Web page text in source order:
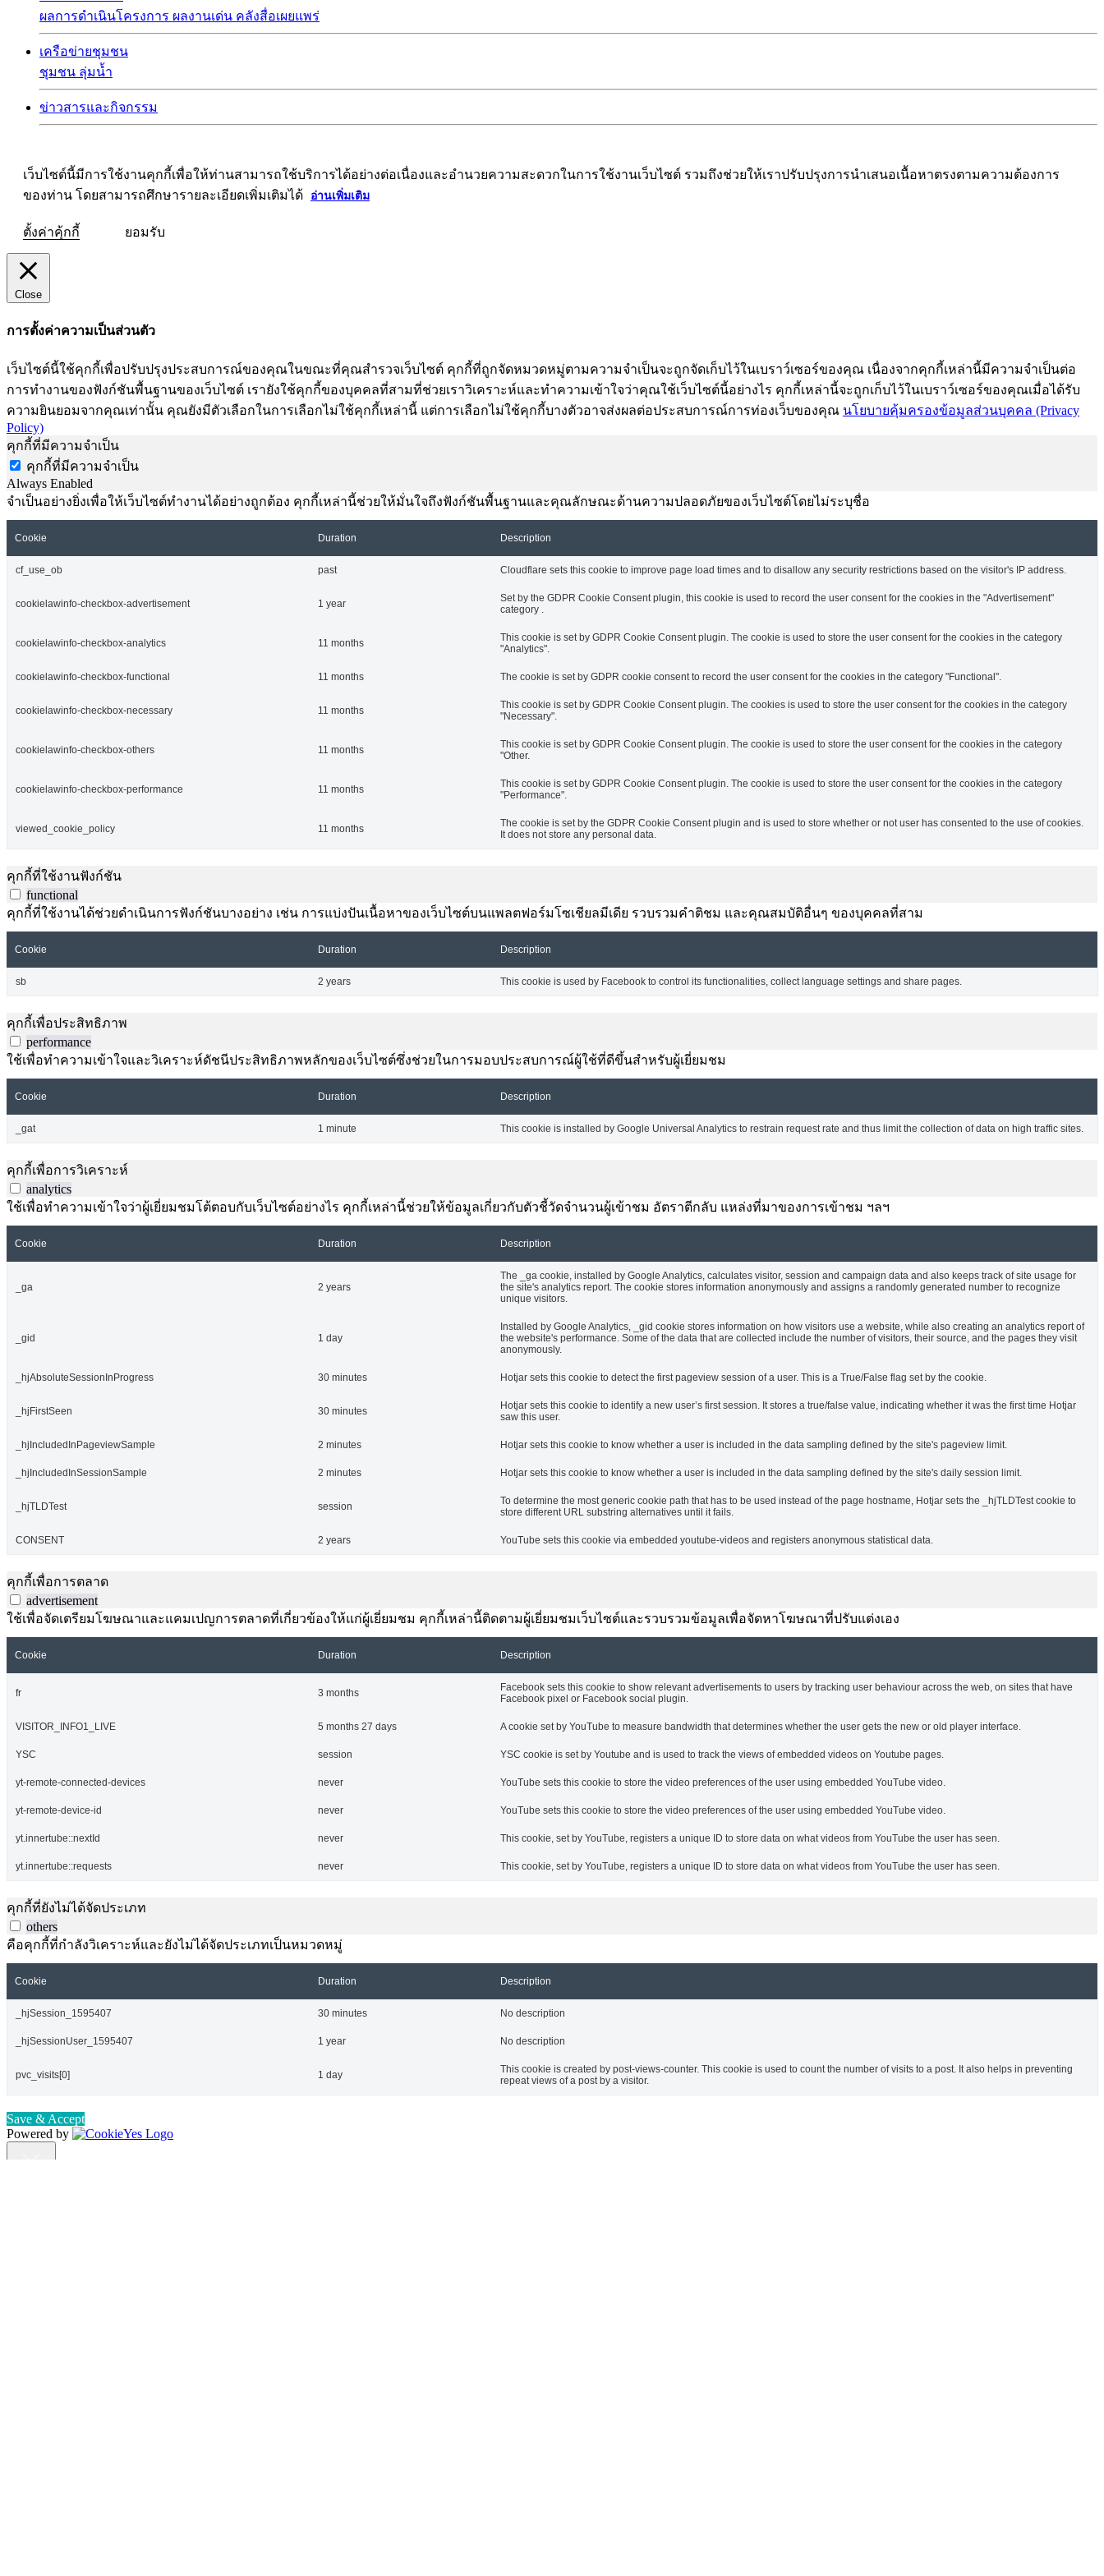
ผลการดำเนินโครงการ ผลงานเด่น คลังสื่อเผยแพร่
เครือข่ายชุมชน
ชุมชน ลุ่มน้ำ
ข่าวสารและกิจกรรม
เว็บไซต์นี้มีการใช้งานคุกกี้เพื่อให้ท่านสามารถใช้บริการได้อย่างต่อเนื่องและอำนวยความสะดวกในการใช้งานเว็บไซต์ รวมถึงช่วยให้เราปรับปรุงการนำเสนอเนื้อหาตรงตามความต้องการ
ของท่าน โดยสามารถศึกษารายละเอียดเพิ่มเติมได้
อ่านเพิ่มเติม
ตั้งค่าคุ้กกี้ ยอมรับ
Close
การตั้งค่าความเป็นส่วนตัว
เว็บไซต์นี้ใช้คุกกี้เพื่อปรับปรุงประสบการณ์ของคุณในขณะที่คุณสำรวจเว็บไซต์ คุกกี้ที่ถูกจัดหมวดหมู่ตามความจำเป็นจะถูกจัดเก็บไว้ในเบราว์เซอร์ของคุณ เนื่องจากคุกกี้เหล่านี้มีความจำเป็นต่อ
การทำงานของฟังก์ชันพื้นฐานของเว็บไซต์ เรายังใช้คุกกี้ของบุคคลที่สามที่ช่วยเราวิเคราะห์และทำความเข้าใจว่าคุณใช้เว็บไซต์นี้อย่างไร คุกกี้เหล่านี้จะถูกเก็บไว้ในเบราว์เซอร์ของคุณเมื่อได้รับ
ความยินยอมจากคุณเท่านั้น คุณยังมีตัวเลือกในการเลือกไม่ใช้คุกกี้เหล่านี้ แต่การเลือกไม่ใช้คุกกี้บางตัวอาจส่งผลต่อประสบการณ์การท่องเว็บของคุณ นโยบายคุ้มครองข้อมูลส่วนบุคคล (Privacy
Policy)
คุกกี้ที่มีความจำเป็น
คุกกี้ที่มีความจำเป็น
Always Enabled
จำเป็นอย่างยิ่งเพื่อให้เว็บไซต์ทำงานได้อย่างถูกต้อง คุกกี้เหล่านี้ช่วยให้มั่นใจถึงฟังก์ชันพื้นฐานและคุณลักษณะด้านความปลอดภัยของเว็บไซต์โดยไม่ระบุชื่อ
Cookie Duration Description
cf_use_ob past Cloudflare sets this cookie to improve page load times and to disallow any security restrictions based on the visitor's IP address.
cookielawinfo-checkbox-advertisement 1 year
Set by the GDPR Cookie Consent plugin, this cookie is used to record the user consent for the cookies in the "Advertisement"
category .
cookielawinfo-checkbox-analytics 11 months
This cookie is set by GDPR Cookie Consent plugin. The cookie is used to store the user consent for the cookies in the category
"Analytics".
cookielawinfo-checkbox-functional 11 months The cookie is set by GDPR cookie consent to record the user consent for the cookies in the category "Functional".
cookielawinfo-checkbox-necessary 11 months
This cookie is set by GDPR Cookie Consent plugin. The cookies is used to store the user consent for the cookies in the category
"Necessary".
cookielawinfo-checkbox-others 11 months
This cookie is set by GDPR Cookie Consent plugin. The cookie is used to store the user consent for the cookies in the category
"Other.
cookielawinfo-checkbox-performance 11 months
This cookie is set by GDPR Cookie Consent plugin. The cookie is used to store the user consent for the cookies in the category
"Performance".
viewed_cookie_policy 11 months
The cookie is set by the GDPR Cookie Consent plugin and is used to store whether or not user has consented to the use of cookies.
It does not store any personal data.
คุกกี้ที่ใช้งานฟังก์ชัน
functional
คุกกี้ที่ใช้งานได้ช่วยดำเนินการฟังก์ชันบางอย่าง เช่น การแบ่งปันเนื้อหาของเว็บไซต์บนแพลตฟอร์มโซเชียลมีเดีย รวบรวมคำติชม และคุณสมบัติอื่นๆ ของบุคคลที่สาม
Cookie Duration Description
sb 2 years This cookie is used by Facebook to control its functionalities, collect language settings and share pages.
คุกกี้เพื่อประสิทธิภาพ
performance
ใช้เพื่อทำความเข้าใจและวิเคราะห์ดัชนีประสิทธิภาพหลักของเว็บไซต์ซึ่งช่วยในการมอบประสบการณ์ผู้ใช้ที่ดีขึ้นสำหรับผู้เยี่ยมชม
Cookie Duration Description
_gat 1 minute This cookie is installed by Google Universal Analytics to restrain request rate and thus limit the collection of data on high traffic sites.
คุกกี้เพื่อการวิเคราะห์
analytics
ใช้เพื่อทำความเข้าใจว่าผู้เยี่ยมชมโต้ตอบกับเว็บไซต์อย่างไร คุกกี้เหล่านี้ช่วยให้ข้อมูลเกี่ยวกับตัวชี้วัดจำนวนผู้เข้าชม อัตราตีกลับ แหล่งที่มาของการเข้าชม ฯลฯ
Cookie Duration Description
_ga 2 years
The _ga cookie, installed by Google Analytics, calculates visitor, session and campaign data and also keeps track of site usage for
the site's analytics report. The cookie stores information anonymously and assigns a randomly generated number to recognize
unique visitors.
_gid 1 day
Installed by Google Analytics, _gid cookie stores information on how visitors use a website, while also creating an analytics report of
the website's performance. Some of the data that are collected include the number of visitors, their source, and the pages they visit
anonymously.
_hjAbsoluteSessionInProgress 30 minutes Hotjar sets this cookie to detect the first pageview session of a user. This is a True/False flag set by the cookie.
_hjFirstSeen 30 minutes
Hotjar sets this cookie to identify a new user’s first session. It stores a true/false value, indicating whether it was the first time Hotjar
saw this user.
_hjIncludedInPageviewSample 2 minutes Hotjar sets this cookie to know whether a user is included in the data sampling defined by the site's pageview limit.
_hjIncludedInSessionSample 2 minutes Hotjar sets this cookie to know whether a user is included in the data sampling defined by the site's daily session limit.
_hjTLDTest session
To determine the most generic cookie path that has to be used instead of the page hostname, Hotjar sets the _hjTLDTest cookie to
store different URL substring alternatives until it fails.
CONSENT 2 years YouTube sets this cookie via embedded youtube-videos and registers anonymous statistical data.
คุกกี้เพื่อการตลาด
advertisement
ใช้เพื่อจัดเตรียมโฆษณาและแคมเปญการตลาดที่เกี่ยวข้องให้แก่ผู้เยี่ยมชม คุกกี้เหล่านี้ติดตามผู้เยี่ยมชมเว็บไซต์และรวบรวมข้อมูลเพื่อจัดหาโฆษณาที่ปรับแต่งเอง
Cookie Duration Description
fr 3 months
Facebook sets this cookie to show relevant advertisements to users by tracking user behaviour across the web, on sites that have
Facebook pixel or Facebook social plugin.
VISITOR_INFO1_LIVE 5 months 27 days A cookie set by YouTube to measure bandwidth that determines whether the user gets the new or old player interface.
YSC session YSC cookie is set by Youtube and is used to track the views of embedded videos on Youtube pages.
yt-remote-connected-devices never YouTube sets this cookie to store the video preferences of the user using embedded YouTube video.
yt-remote-device-id never YouTube sets this cookie to store the video preferences of the user using embedded YouTube video.
yt.innertube::nextId never This cookie, set by YouTube, registers a unique ID to store data on what videos from YouTube the user has seen.
yt.innertube::requests never This cookie, set by YouTube, registers a unique ID to store data on what videos from YouTube the user has seen.
คุกกี้ที่ยังไม่ได้จัดประเภท
others
คือคุกกี้ที่กำลังวิเคราะห์และยังไม่ได้จัดประเภทเป็นหมวดหมู่
Cookie Duration Description
_hjSession_1595407 30 minutes No description
_hjSessionUser_1595407 1 year No description
pvc_visits[0] 1 day
This cookie is created by post-views-counter. This cookie is used to count the number of visits to a post. It also helps in preventing
repeat views of a post by a visitor.
Save & Accept
Powered by